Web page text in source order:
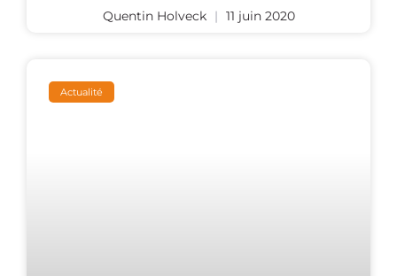
Quentin Holveck 11 juin 2020
Actualité